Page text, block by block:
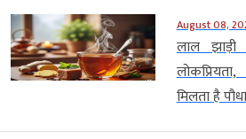
August 08,
लाल
मिलता है